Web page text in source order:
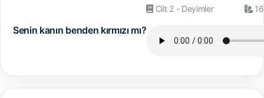
Senin kanın benden kırmızı mı?
Cilt 2 - Deyimler